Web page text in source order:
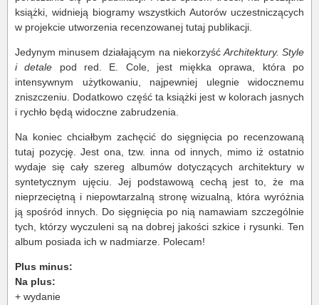
książki, widnieją biogramy wszystkich Autorów uczestniczących
w projekcie utworzenia recenzowanej tutaj publikacji.
Jedynym minusem działającym na niekorzyść Architektury. Style
i detale pod red. E. Cole, jest miękka oprawa, która po
intensywnym użytkowaniu, najpewniej ulegnie widocznemu
zniszczeniu. Dodatkowo część ta książki jest w kolorach jasnych
i rychło będą widoczne zabrudzenia.
Na koniec chciałbym zachęcić do sięgnięcia po recenzowaną
tutaj pozycję. Jest ona, tzw. inna od innych, mimo iż ostatnio
wydaje się cały szereg albumów dotyczących architektury w
syntetycznym ujęciu. Jej podstawową cechą jest to, że ma
nieprzeciętną i niepowtarzalną stronę wizualną, która wyróżnia
ją spośród innych. Do sięgnięcia po nią namawiam szczególnie
tych, którzy wyczuleni są na dobrej jakości szkice i rysunki. Ten
album posiada ich w nadmiarze. Polecam!
Plus minus:
Na plus:
+ wydanie